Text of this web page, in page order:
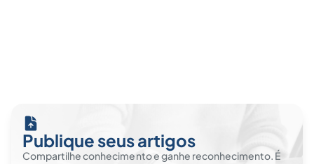
Publique seus artigos
Compartilhe conhecimento e ganhe reconhecimento. É